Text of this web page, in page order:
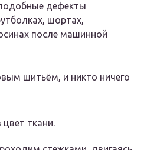
дефекты
шортах,
после машинной
шитьём, и никто ничего
ткани.